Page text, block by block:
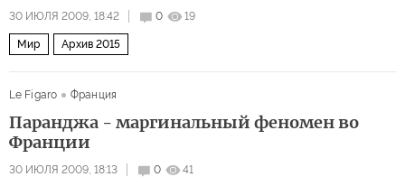
30 ИЮЛЯ 2009, 18:42 0 19
Мир Архив 2015
Le Figaro Франция
Паранджа - маргинальный феномен во
Франции
30 ИЮЛЯ 2009, 18:13 0 41